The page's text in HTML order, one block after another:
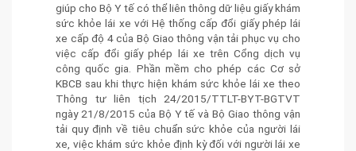
giúp cho Bộ Y tế có thể liên thông dữ liệu giấy khám
sức khỏe lái xe với Hệ thống cấp đổi giấy phép lái
xe cấp độ 4 của Bộ Giao thông vận tải phục vụ cho
việc cấp đổi giấy phép lái xe trên Cổng dịch vụ
công quốc gia. Phần mềm cho phép các Cơ sở
KBCB sau khi thực hiện khám sức khỏe lái xe theo
Thông tư liên tịch 24/2015/TTLT-BYT-BGTVT
ngày 21/8/2015 của Bộ Y tế và Bộ Giao thông vận
tải quy định về tiêu chuẩn sức khỏe của người lái
xe, việc khám sức khỏe định kỳ đối với người lái xe